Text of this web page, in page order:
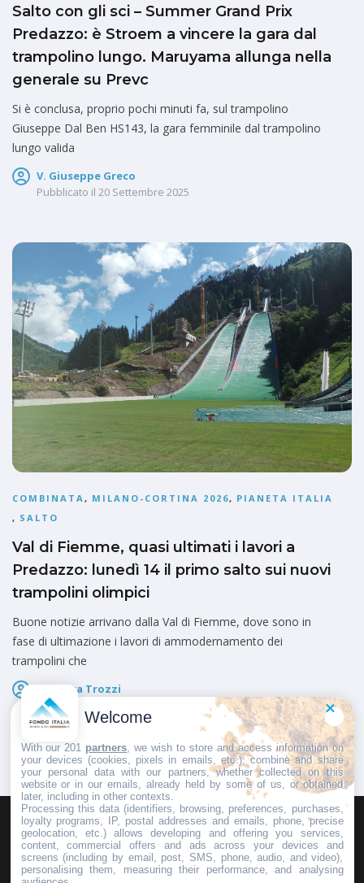
Salto con gli sci – Summer Grand Prix
Predazzo: è Stroem a vincere la gara dal
trampolino lungo. Maruyama allunga nella
generale su Prevc
Si è conclusa, proprio pochi minuti fa, sul trampolino
Giuseppe Dal Ben HS143, la gara femminile dal trampolino
lungo valida
V. Giuseppe Greco
Pubblicato il 20 Settembre 2025
COMBINATA , MILANO-CORTINA 2026, PIANETA ITALIA
, SALTO
Val di Fiemme, quasi ultimati i lavori a
Predazzo: lunedì 14 il primo salto sui nuovi
trampolini olimpici
Buone notizie arrivano dalla Val di Fiemme, dove sono in
fase di ultimazione i lavori di ammodernamento dei
trampolini che
Federica Trozzi
Pubblicato il
HOMEPAGEREDAZIONEINVIA UN COMUNICATO STAMPA
PUBBLICITÀSCRIVI AL DIRETTORE
Welcome
With our 201 partners , we wish to store and access information on
your devices (cookies, pixels in emails, etc.), combine and share
your personal data with our partners, whether collected on this
website or in our emails, already held by some of us, or obtained
later, including in other contexts.
Processing this data (identifiers, browsing, preferences, purchases,
loyalty programs, IP, postal addresses and emails, phone, precise
geolocation, etc.) allows developing and offering you services,
content, commercial offers and ads across your devices and
screens (including by email, post, SMS, phone, audio, and video),
personalising them, measuring their performance, and analysing